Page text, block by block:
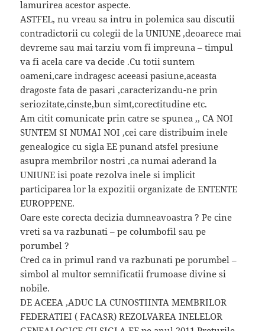
lamurirea acestor aspecte.
ASTFEL, nu vreau sa intru in polemica sau discutii
contradictorii cu colegii de la UNIUNE ,deoarece mai
devreme sau mai tarziu vom fi impreuna – timpul
va fi acela care va decide .Cu totii suntem
oameni,care indragesc aceeasi pasiune,aceasta
dragoste fata de pasari ,caracterizandu-ne prin
seriozitate,cinste,bun simt,corectitudine etc.
Am citit comunicate prin catre se spunea ,, CA NOI
SUNTEM SI NUMAI NOI ,cei care distribuim inele
genealogice cu sigla EE punand atsfel presiune
asupra membrilor nostri ,ca numai aderand la
UNIUNE isi poate rezolva inele si implicit
participarea lor la expozitii organizate de ENTENTE
EUROPPENE.
Oare este corecta decizia dumneavoastra ? Pe cine
vreti sa va razbunati – pe columbofil sau pe
porumbel ?
Cred ca in primul rand va razbunati pe porumbel –
simbol al multor semnificatii frumoase divine si
nobile.
DE ACEEA ,ADUC LA CUNOSTIINTA MEMBRILOR
FEDERATIEI ( FACASR) REZOLVAREA INELELOR